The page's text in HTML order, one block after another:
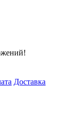
Доставка